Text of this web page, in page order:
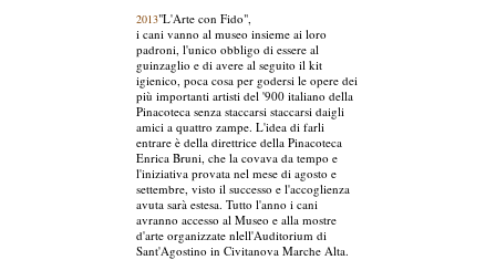
2013"L'Arte con Fido",
i cani vanno al museo insieme ai loro
padroni, l'unico obbligo di essere al
guinzaglio e di avere al seguito il kit
igienico, poca cosa per godersi le opere dei
più importanti artisti del '900 italiano della
Pinacoteca senza staccarsi staccarsi daigli
amici a quattro zampe. L'idea di farli
entrare è della direttrice della Pinacoteca
Enrica Bruni, che la covava da tempo e
l'iniziativa provata nel mese di agosto e
settembre, visto il successo e l'accoglienza
avuta sarà estesa. Tutto l'anno i cani
avranno accesso al Museo e alla mostre
d'arte organizzate nlell'Auditorium di
Sant'Agostino in Civitanova Marche Alta.